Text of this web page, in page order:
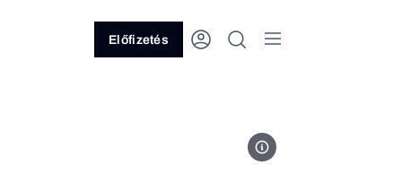
Előfizetés
one